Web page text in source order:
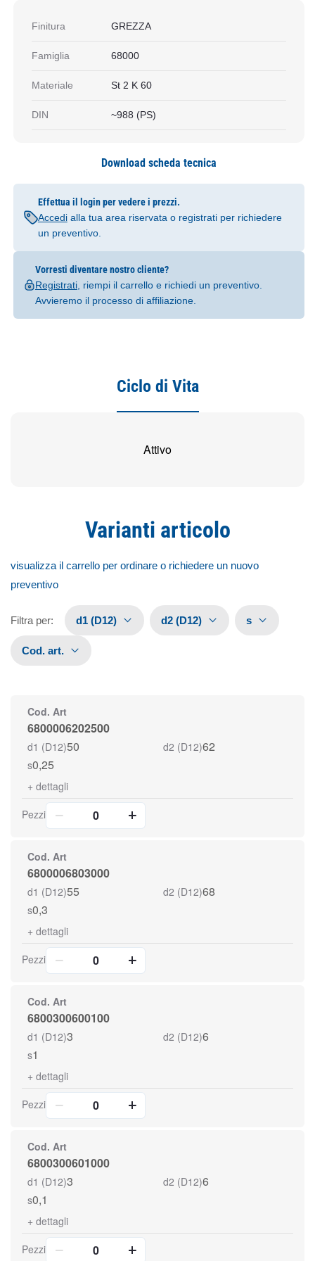
Finitura GREZZA
Famiglia 68000
Materiale St 2 K 60
DIN ~988 (PS)
Download scheda tecnica
Effettua il login per vedere i prezzi.
Accedialla tua area riservata o registrati per richiedere
un preventivo.
Vorresti diventare nostro cliente?
Registrati, riempi il carrello e richiedi un preventivo.
Avvieremo il processo di affiliazione.
Ciclo di Vita
Attivo
Varianti articolo
visualizza il carrello per ordinare o richiedere un nuovo
preventivo
Filtra per: d1 (D12) d2 (D12) s
Cod. art.
Cod. Art
6800006202500
d1 (D12)50 d2 (D12)62
s0,25
+ dettagli
Pezzi
Cod. Art
6800006803000
d1 (D12)55 d2 (D12)68
s0,3
+ dettagli
Pezzi
Cod. Art
6800300600100
d1 (D12)3 d2 (D12)6
s1
+ dettagli
Pezzi
Cod. Art
6800300601000
d1 (D12)3 d2 (D12)6
s0,1
+ dettagli
Pezzi